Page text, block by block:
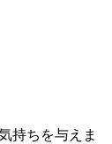
持ちを与えま